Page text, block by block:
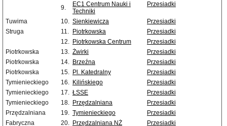
9.
EC1 Centrum Nauki i
Techniki
Przesiadki
Tuwima 10. Sienkiewicza
Przesiadki
Struga
11. Piotrkowska
Przesiadki
12. Piotrkowska Centrum
Przesiadki
Piotrkowska
13. Żwirki
Przesiadki
Piotrkowska
14. Brzeźna
Przesiadki
Piotrkowska
15. Pl. Katedralny
Przesiadki
Tymienieckiego
16. Kilińskiego
Przesiadki
Tymienieckiego
17. ŁSSE
Przesiadki
Tymienieckiego
18. Przędzalniana
Przesiadki
Przędzalniana
19. Tymienieckiego
Przesiadki
Fabryczna
20. Przędzalniana NŻ
Przesiadki